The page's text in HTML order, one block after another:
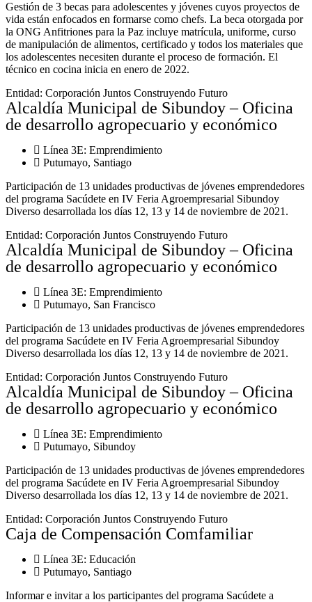
Gestión de 3 becas para adolescentes y jóvenes cuyos proyectos de
vida están enfocados en formarse como chefs. La beca otorgada por
la ONG Anfitriones para la Paz incluye matrícula, uniforme, curso
de manipulación de alimentos, certificado y todos los materiales que
los adolescentes necesiten durante el proceso de formación. El
técnico en cocina inicia en enero de 2022.
Entidad: Corporación Juntos Construyendo Futuro
Alcaldía Municipal de Sibundoy – Oficina
de desarrollo agropecuario y económico
Línea 3E: Emprendimiento
Putumayo, Santiago
Participación de 13 unidades productivas de jóvenes emprendedores
del programa Sacúdete en IV Feria Agroempresarial Sibundoy
Diverso desarrollada los días 12, 13 y 14 de noviembre de 2021.
Entidad: Corporación Juntos Construyendo Futuro
Alcaldía Municipal de Sibundoy – Oficina
de desarrollo agropecuario y económico
Línea 3E: Emprendimiento
Putumayo, San Francisco
Participación de 13 unidades productivas de jóvenes emprendedores
del programa Sacúdete en IV Feria Agroempresarial Sibundoy
Diverso desarrollada los días 12, 13 y 14 de noviembre de 2021.
Entidad: Corporación Juntos Construyendo Futuro
Alcaldía Municipal de Sibundoy – Oficina
de desarrollo agropecuario y económico
Línea 3E: Emprendimiento
Putumayo, Sibundoy
Participación de 13 unidades productivas de jóvenes emprendedores
del programa Sacúdete en IV Feria Agroempresarial Sibundoy
Diverso desarrollada los días 12, 13 y 14 de noviembre de 2021.
Entidad: Corporación Juntos Construyendo Futuro
Caja de Compensación Comfamiliar
Línea 3E: Educación
Putumayo, Santiago
Informar e invitar a los participantes del programa Sacúdete a